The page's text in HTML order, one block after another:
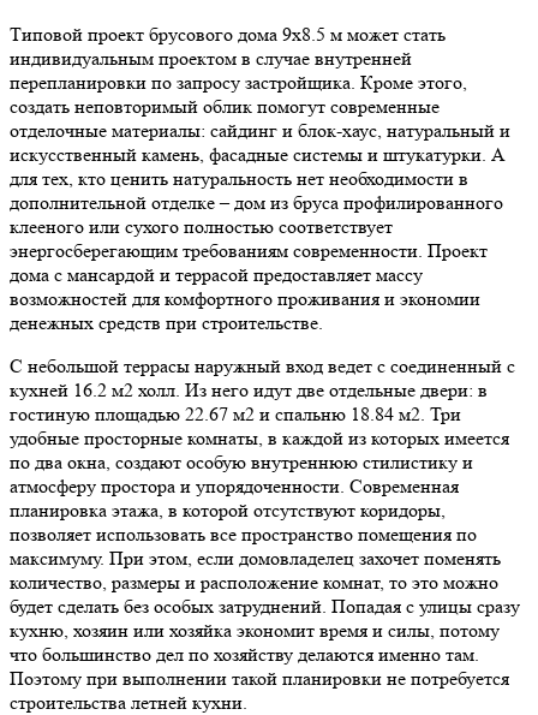
Типовой проект брусового дома 9х8.5 м может стать
индивидуальным проектом в случае внутренней
перепланировки по запросу застройщика. Кроме этого,
создать неповторимый облик помогут современные
отделочные материалы: сайдинг и блок-хаус, натуральный и
искусственный камень, фасадные системы и штукатурки. А
для тех, кто ценить натуральность нет необходимости в
дополнительной отделке – дом из бруса профилированного
клееного или сухого полностью соответствует
энергосберегающим требованиям современности. Проект
дома с мансардой и террасой предоставляет массу
возможностей для комфортного проживания и экономии
денежных средств при строительстве.
С небольшой террасы наружный вход ведет с соединенный с
кухней 16.2 м2 холл. Из него идут две отдельные двери: в
гостиную площадью 22.67 м2 и спальню 18.84 м2. Три
удобные просторные комнаты, в каждой из которых имеется
по два окна, создают особую внутреннюю стилистику и
атмосферу простора и упорядоченности. Современная
планировка этажа, в которой отсутствуют коридоры,
позволяет использовать все пространство помещения по
максимуму. При этом, если домовладелец захочет поменять
количество, размеры и расположение комнат, то это можно
будет сделать без особых затруднений. Попадая с улицы сразу
кухню, хозяин или хозяйка экономит время и силы, потому
что большинство дел по хозяйству делаются именно там.
Поэтому при выполнении такой планировки не потребуется
строительства летней кухни.